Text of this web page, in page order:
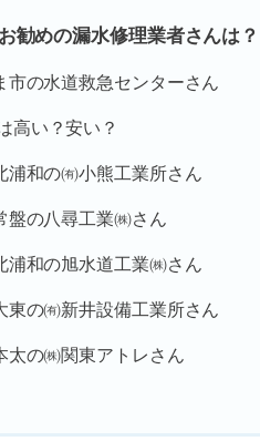
勧めの漏水修理業者さんは？
市の水道救急センターさん
高い？安い？
浦和の㈲小熊工業所さん
盤の八尋工業㈱さん
浦和の旭水道工業㈱さん
東の㈲新井設備工業所さん
太の㈱関東アトレさん